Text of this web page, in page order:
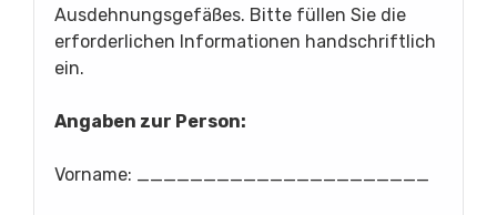
Ausdehnungsgefäßes. Bitte füllen Sie die
erforderlichen Informationen handschriftlich
ein.
Angaben zur Person:
Vorname: ______________________